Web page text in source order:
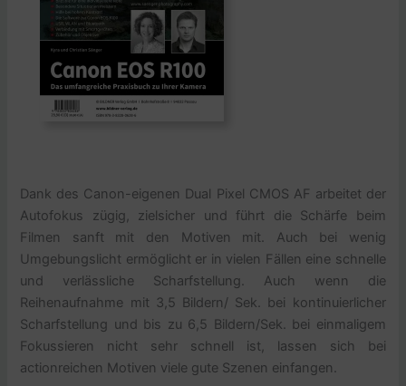
Dank des Canon-eigenen Dual Pixel CMOS AF arbeitet der
Autofokus zügig, zielsicher und führt die Schärfe beim
Filmen sanft mit den Motiven mit. Auch bei wenig
Umgebungslicht ermöglicht er in vielen Fällen eine schnelle
und verlässliche Scharfstellung. Auch wenn die
Reihenaufnahme mit 3,5 Bildern/ Sek. bei kontinuierlicher
Scharfstellung und bis zu 6,5 Bildern/Sek. bei einmaligem
Fokussieren nicht sehr schnell ist, lassen sich bei
actionreichen Motiven viele gute Szenen einfangen.